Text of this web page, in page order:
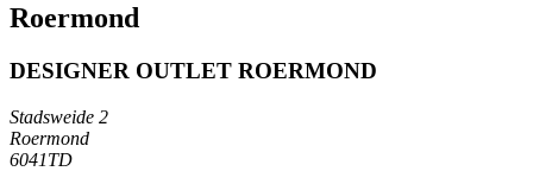
Roermond
DESIGNER OUTLET ROERMOND
Stadsweide 2
Roermond
6041TD